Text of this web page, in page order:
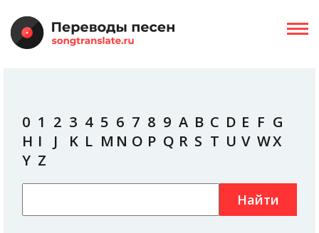
0 1 2 3 4 5 6 7 8 9 A B C D E F G
H I J K L M N O P Q R S T U V WX
Y Z
Найти